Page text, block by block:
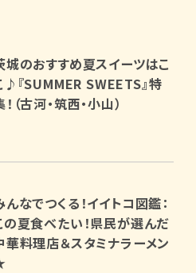
城のおすすめ夏スイーツはこ
♪『SUMMER SWEETS』特
！（古河・筑西・小山）
んなでつくる！イイトコ図鑑：
の夏食べたい！県民が選んだ
華料理店＆スタミナラーメン